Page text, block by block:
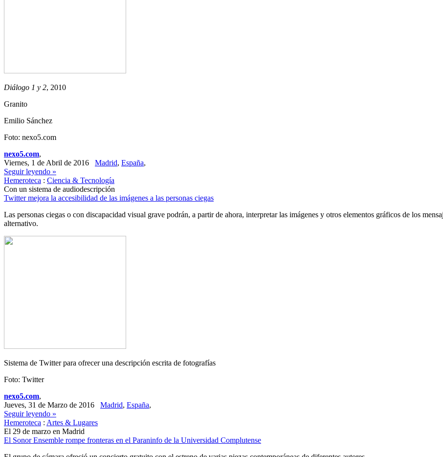
Diálogo 1 y 2, 2010
Granito
Emilio Sánchez
Foto: nexo5.com
nexo5.com,
Viernes, 1 de Abril de 2016 Madrid, España,
Seguir leyendo »
Hemeroteca : Ciencia & Tecnología
Con un sistema de audiodescripción
Twitter mejora la accesibilidad de las imágenes a las personas ciegas
Las personas ciegas o con discapacidad visual grave podrán, a partir de ahora, interpretar las imágenes y otros elementos gráficos de los
alternativo.
Sistema de Twitter para ofrecer una descripción escrita de fotografías
Foto: Twitter
nexo5.com,
Jueves, 31 de Marzo de 2016 Madrid, España,
Seguir leyendo »
Hemeroteca : Artes & Lugares
El 29 de marzo en Madrid
El Sonor Ensemble rompe fronteras en el Paraninfo de la Universidad Complutense